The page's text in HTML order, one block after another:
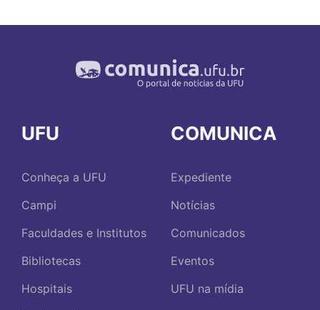
UFU
Conheça a UFU
Campi
Faculdades e Institutos
Bibliotecas
Hospitais
COMUNICA
Expediente
Notícias
Comunicados
Eventos
UFU na mídia